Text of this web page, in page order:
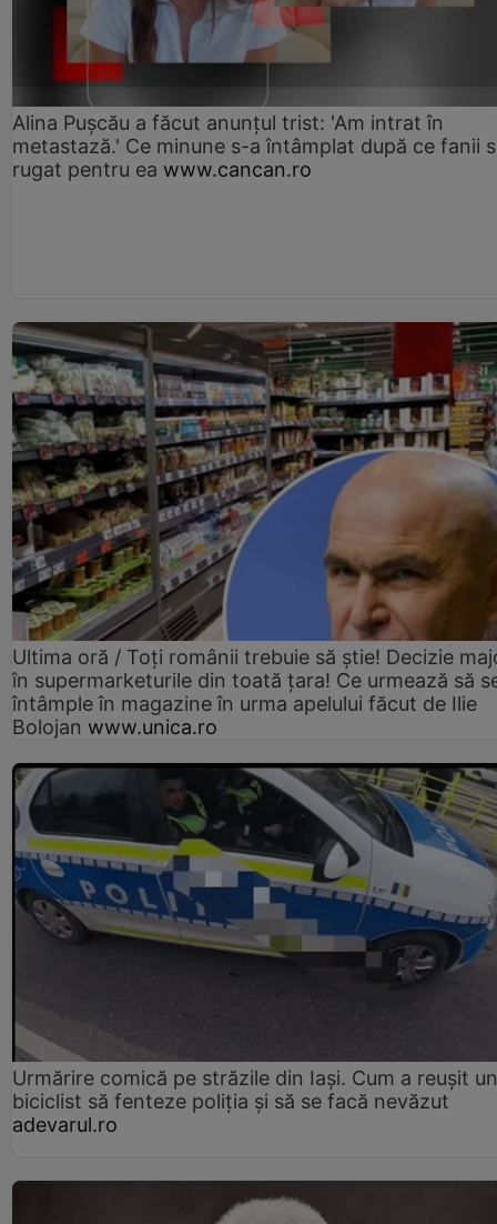
Alina Pușcău a făcut anunțul trist: 'Am intrat în
metastază.' Ce minune s-a întâmplat după ce fanii
rugat pentru ea www.cancan.ro
Ultima oră / Toți românii trebuie să știe! Decizie
în supermarketurile din toată țara! Ce urmează să
întâmple în magazine în urma apelului făcut de Ilie
Bolojan www.unica.ro
Urmărire comică pe străzile din Iași. Cum a reușit un
biciclist să fenteze poliția și să se facă nevăzut
adevarul.ro